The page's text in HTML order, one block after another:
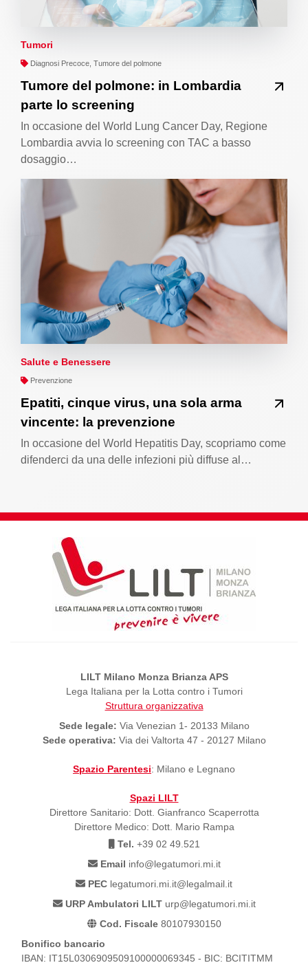
Tumori
Diagnosi Precoce, Tumore del polmone
Tumore del polmone: in Lombardia
parte lo screening
In occasione del World Lung Cancer Day, Regione
Lombardia avvia lo screening con TAC a basso
dosaggio…
Salute e Benessere
Prevenzione
Epatiti, cinque virus, una sola arma
vincente: la prevenzione
In occasione del World Hepatitis Day, scopriamo come
difenderci da una delle infezioni più diffuse al…
LILT Milano Monza Brianza APS
Lega Italiana per la Lotta contro i Tumori
Struttura organizzativa
Sede legale: Via Venezian 1- 20133 Milano
Sede operativa: Via dei Valtorta 47 - 20127 Milano
Spazio Parentesi: Milano e Legnano
Spazi LILT
Direttore Sanitario: Dott. Gianfranco Scaperrotta
Direttore Medico: Dott. Mario Rampa
Tel. +39 02 49.521
Email info@legatumori.mi.it
PEC legatumori.mi.it@legalmail.it
URP Ambulatori LILTurp@legatumori.mi.it
Cod. Fiscale80107930150
Bonifico bancario
IBAN: IT15L0306909509100000069345 - BIC: BCITITMM